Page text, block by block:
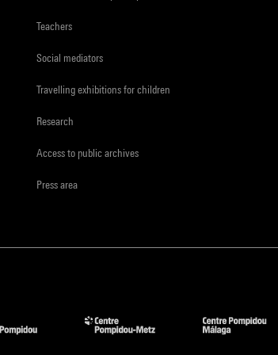
Teachers
Social mediators
Travelling exhibitions for children
Research
Access to public archives
Press area